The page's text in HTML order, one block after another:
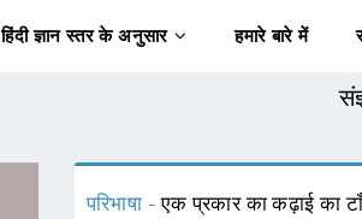
हिंदी ज्ञान स्तर के अनुसार हमारे बारे में
परिभाषा -एक प्रकार का कढ़ाई का